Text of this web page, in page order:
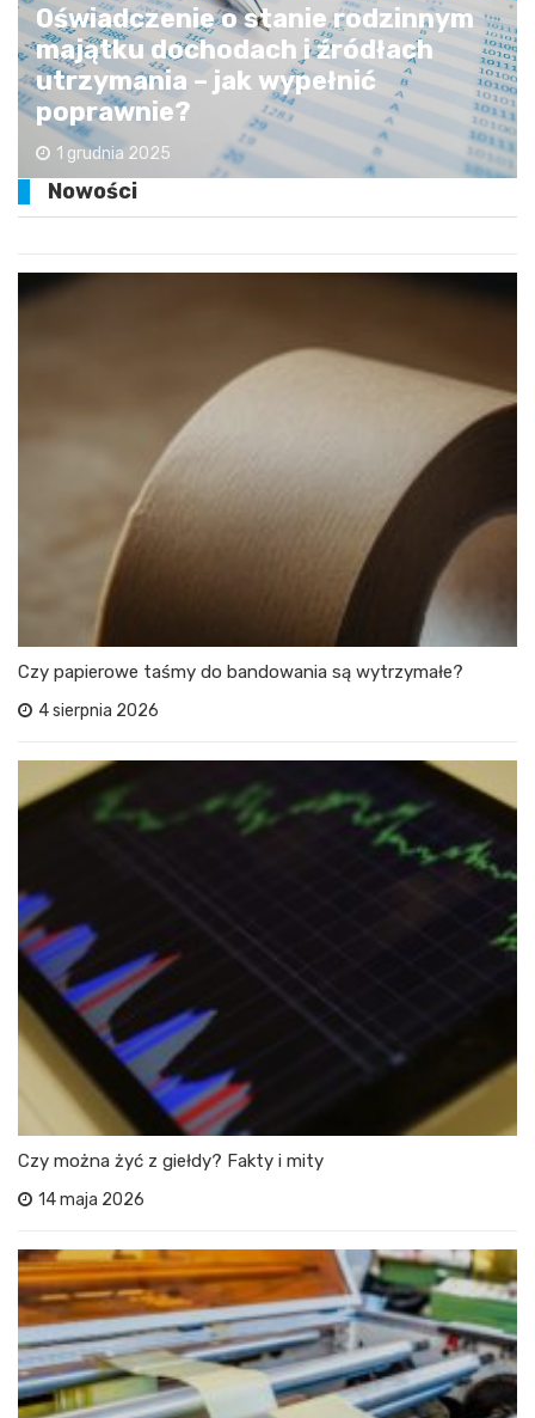
Oświadczenie o stanie rodzinnym
majątku dochodach i źródłach
utrzymania – jak wypełnić
poprawnie?
1 grudnia 2025
Nowości
Czy papierowe taśmy do bandowania są wytrzymałe?
4 sierpnia 2026
Czy można żyć z giełdy? Fakty i mity
14 maja 2026